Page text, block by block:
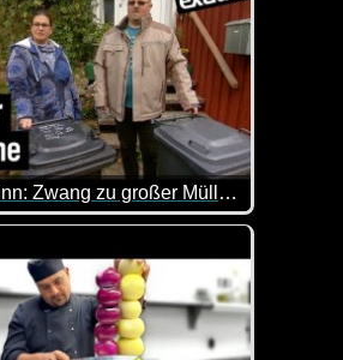
Realer Irrsinn: Zwang zu großer Mülltonne in Köln - extra 3
eine Familie eine teure 120 Liter-